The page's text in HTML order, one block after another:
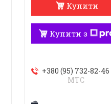
Купити
Купити з
+380 (95) 732-82-46
МТС